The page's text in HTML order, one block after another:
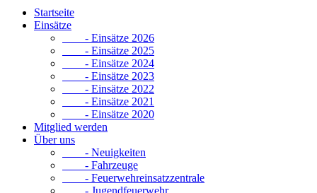
Startseite
Einsätze
- Einsätze 2026
- Einsätze 2025
- Einsätze 2024
- Einsätze 2023
- Einsätze 2022
- Einsätze 2021
- Einsätze 2020
Mitglied werden
Über uns
- Neuigkeiten
- Fahrzeuge
- Feuerwehreinsatzzentrale
- Jugendfeuerwehr